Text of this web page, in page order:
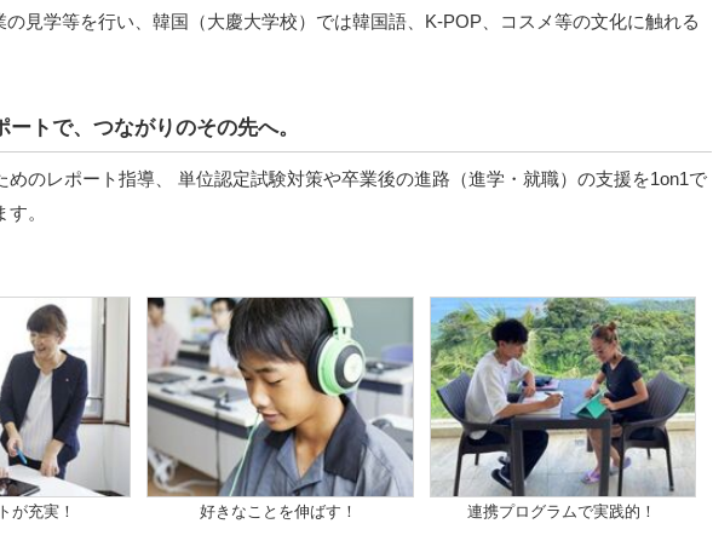
の見学等を行い、韓国（大慶大学校）では韓国語、K-POP、コスメ等の文化に触れる
ートで、つながりのその先へ。
めのレポート指導、 単位認定試験対策や卒業後の進路（進学・就職）の支援を1on1で
。
が充実！ 好きなことを伸ばす！ 連携プログラムで実践的！